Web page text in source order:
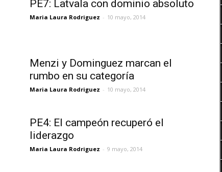
PE7: Latvala con dominio absoluto
Maria Laura Rodriguez - 10 mayo, 2014
Menzi y Dominguez marcan el
rumbo en su categoría
Maria Laura Rodriguez - 10 mayo, 2014
PE4: El campeón recuperó el
liderazgo
Maria Laura Rodriguez - 9 mayo, 2014